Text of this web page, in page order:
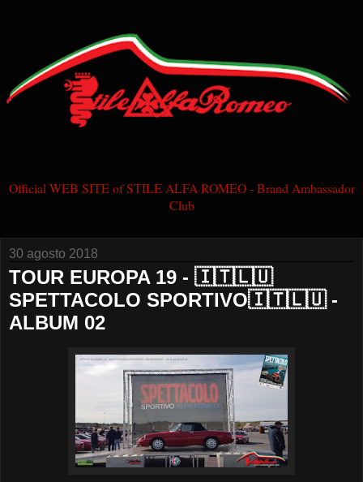
Official WEB SITE of STILE ALFA ROMEO - Brand Ambassador
Club
30 agosto 2018
TOUR EUROPA 19 - 🇮🇹🇱🇺
SPETTACOLO SPORTIVO🇮🇹🇱🇺 -
ALBUM 02